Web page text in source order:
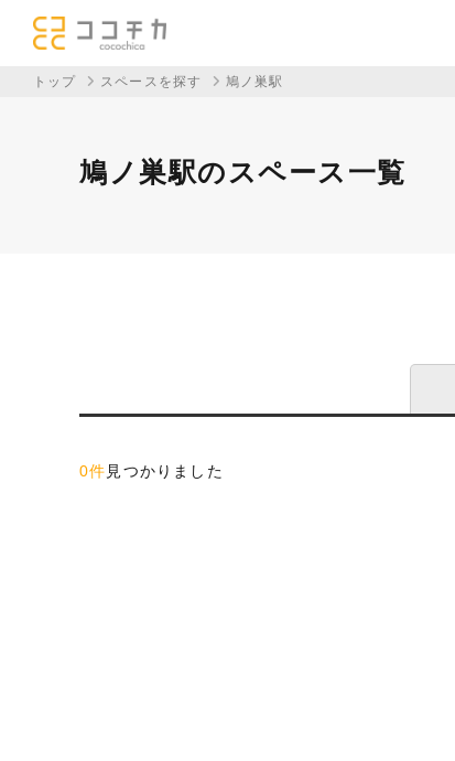
トップ スペースを探す 鳩ノ巣駅
鳩ノ巣駅のスペース一覧
0件 見つかりました